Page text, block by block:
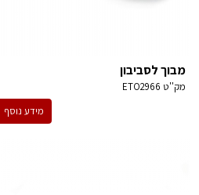
מבוך לסביבון
מק''ט ETO2966
מידע נוסף